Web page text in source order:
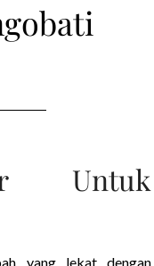
Untuk
yang lekat dengan